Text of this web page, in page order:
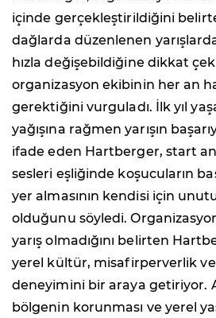
içinde gerçekleştirildiğini
dağlarda düzenlenen
hızla değişebildiğine dikkat
organizasyon ekibinin her an
gerektiğini vurguladı. İlk yıl
yağışına rağmen yarışın
ifade eden Hartberger, start
sesleri eşliğinde koşucuların
yer almasının kendisi için
olduğunu söyledi.
yarış olmadığını belirten
yerel kültür, misafirperverlik ve
deneyimini bir araya getiriyor.
bölgenin korunması ve yerel